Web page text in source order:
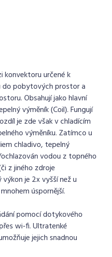
konvektoru určené k
do pobytových prostor a
Obsahují jako hlavní
výměník (Coil). Fungují
je zde však v chladícím
výměníku. Zatímco u
chladivo, tepelný
vodou z topného
z jiného zdroje
je 2x vyšší než u
úspornější.
pomocí dotykového
wi-fi. Ultratenké
jejich snadnou